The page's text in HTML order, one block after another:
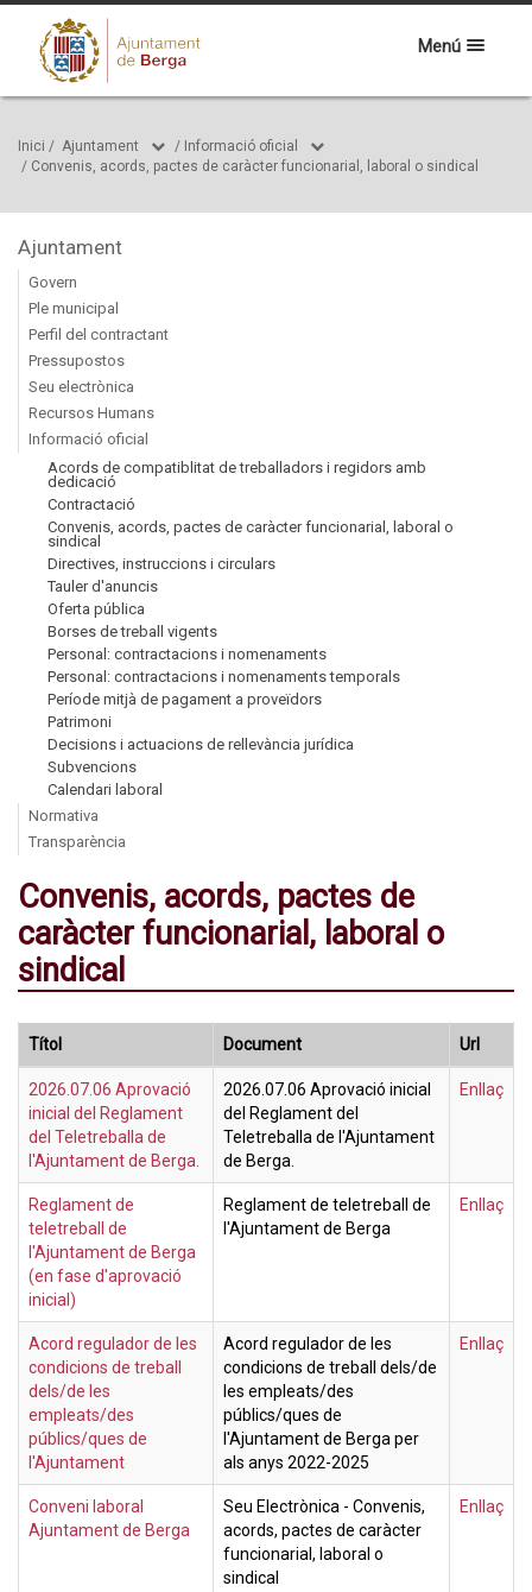
Menú
Inici / Ajuntament / Informació oficial
/ Convenis, acords, pactes de caràcter funcionarial, laboral o sindical
Ajuntament
Govern
Ple municipal
Perfil del contractant
Pressupostos
Seu electrònica
Recursos Humans
Informació oficial
Acords de compatiblitat de treballadors i regidors amb
dedicació
Contractació
Convenis, acords, pactes de caràcter funcionarial, laboral o
sindical
Directives, instruccions i circulars
Tauler d'anuncis
Oferta pública
Borses de treball vigents
Personal: contractacions i nomenaments
Personal: contractacions i nomenaments temporals
Període mitjà de pagament a proveïdors
Patrimoni
Decisions i actuacions de rellevància jurídica
Subvencions
Calendari laboral
Normativa
Transparència
Convenis, acords, pactes de
caràcter funcionarial, laboral o
sindical
Títol Document Url
2026.07.06 Aprovació
inicial del Reglament
del Teletreballa de
l'Ajuntament de Berga.
2026.07.06 Aprovació inicial
del Reglament del
Teletreballa de l'Ajuntament
de Berga.
Enllaç
Reglament de
teletreball de
l'Ajuntament de Berga
(en fase d'aprovació
inicial)
Reglament de teletreball de
l'Ajuntament de Berga
Enllaç
Acord regulador de les
condicions de treball
dels/de les
empleats/des
públics/ques de
l'Ajuntament
Acord regulador de les
condicions de treball dels/de
les empleats/des
públics/ques de
l'Ajuntament de Berga per
als anys 2022-2025
Enllaç
Conveni laboral
Ajuntament de Berga
Seu Electrònica - Convenis,
acords, pactes de caràcter
funcionarial, laboral o
sindical
Enllaç